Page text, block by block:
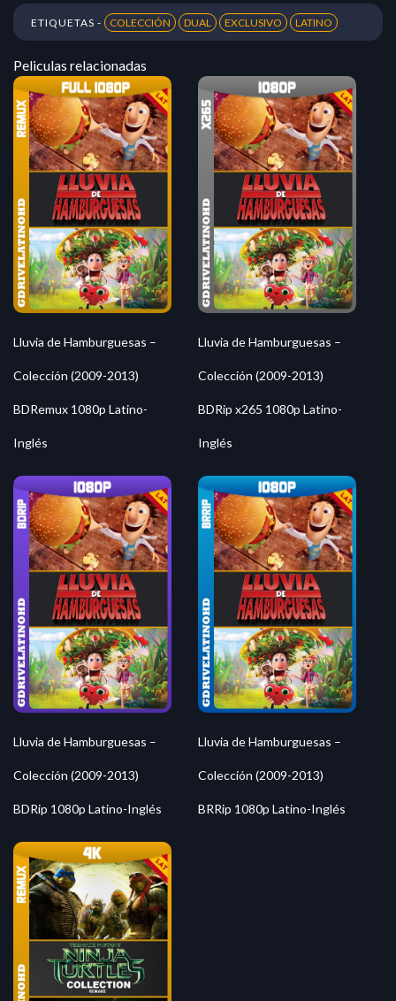
ETIQUETAS - COLECCIÓN DUAL EXCLUSIVO LATINO
Peliculas relacionadas
Lluvia de Hamburguesas –
Colección (2009-2013)
BDRemux 1080p Latino-
Inglés
Lluvia de Hamburguesas –
Colección (2009-2013)
BDRip x265 1080p Latino-
Inglés
Lluvia de Hamburguesas –
Colección (2009-2013)
BDRip 1080p Latino-Inglés
Lluvia de Hamburguesas –
Colección (2009-2013)
BRRip 1080p Latino-Inglés